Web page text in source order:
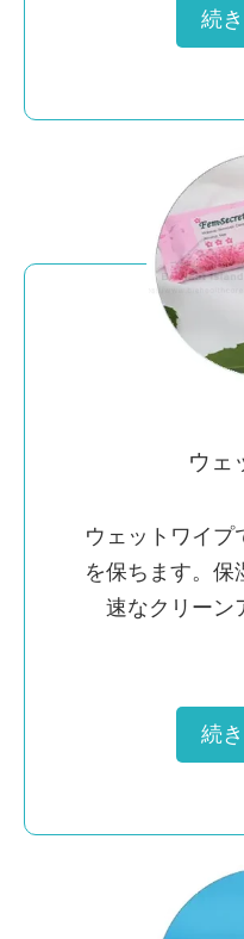
続
ウェ
ウェットワイ
を保ちます。
速なクリーン
続